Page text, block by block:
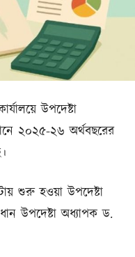
উপদেষ্টা
২০২৫-২৬ অর্থবছরের
শুরু হওয়া উপদেষ্টা
উপদেষ্টা অধ্যাপক ড.